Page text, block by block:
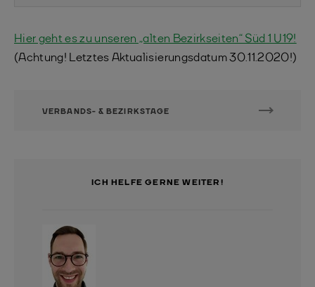
Hier geht es zu unseren „alten Bezirkseiten“ Süd 1 U19!
(Achtung! Letztes Aktualisierungsdatum 30.11.2020!)
VERBANDS- & BEZIRKSTAGE
ICH HELFE GERNE WEITER!